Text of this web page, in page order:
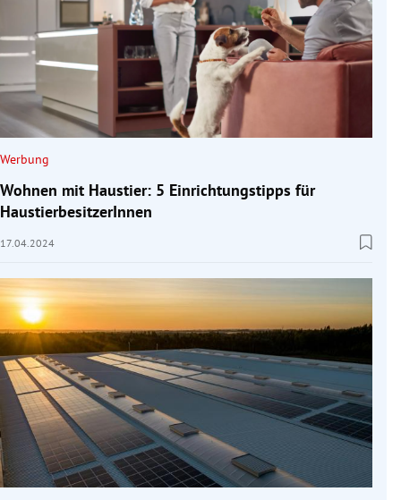
Werbung
Wohnen mit Haustier: 5 Einrichtungstipps für
HaustierbesitzerInnen
17.04.2024